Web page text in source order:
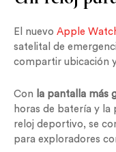
El nuevo Apple
satelital de
compartir ubicación
Con la pantalla más
horas de batería y la
reloj deportivo, se
para exploradores